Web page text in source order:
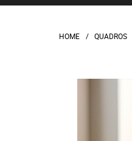
HOME QUADROS